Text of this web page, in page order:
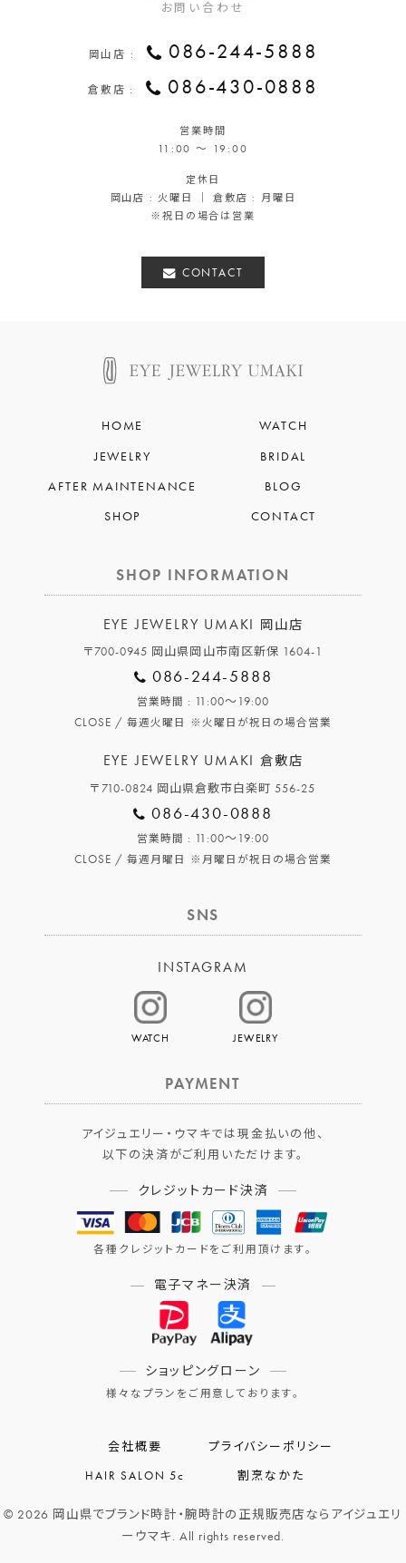
お問い合わせ
岡山店 : 086-244-5888
倉敷店 : 086-430-0888
営業時間
11:00 ～ 19:00
定休日
岡山店 : 火曜日 ｜ 倉敷店 : 月曜日
※祝日の場合は営業
CONTACT
HOME
WATCH
JEWELRY
BRIDAL
AFTER MAINTENANCE
BLOG
SHOP
CONTACT
SHOP INFORMATION
EYE JEWELRY UMAKI 岡山店
〒700-0945 岡山県岡山市南区新保 1604-1
086-244-5888
営業時間 : 11:00～19:00
CLOSE /毎週火曜日 ※火曜日が祝日の場合営業
EYE JEWELRY UMAKI 倉敷店
〒710-0824 岡山県倉敷市白楽町 556-25
086-430-0888
営業時間 : 11:00～19:00
CLOSE /毎週月曜日 ※月曜日が祝日の場合営業
SNS
INSTAGRAM
WATCH JEWELRY
PAYMENT
アイジュエリー・ウマキでは現金払いの他、
以下の決済がご利用いただけます。
クレジットカード決済
各種クレジットカードをご利用頂けます。
電子マネー決済
ショッピングローン
様々なプランをご用意しております。
会社概要
プライバシーポリシー
HAIR SALON 5c
割烹なかた
© 2026 岡山県でブランド時計・腕時計の正規販売店ならアイジュエリ
ーウマキ. All rights reserved.